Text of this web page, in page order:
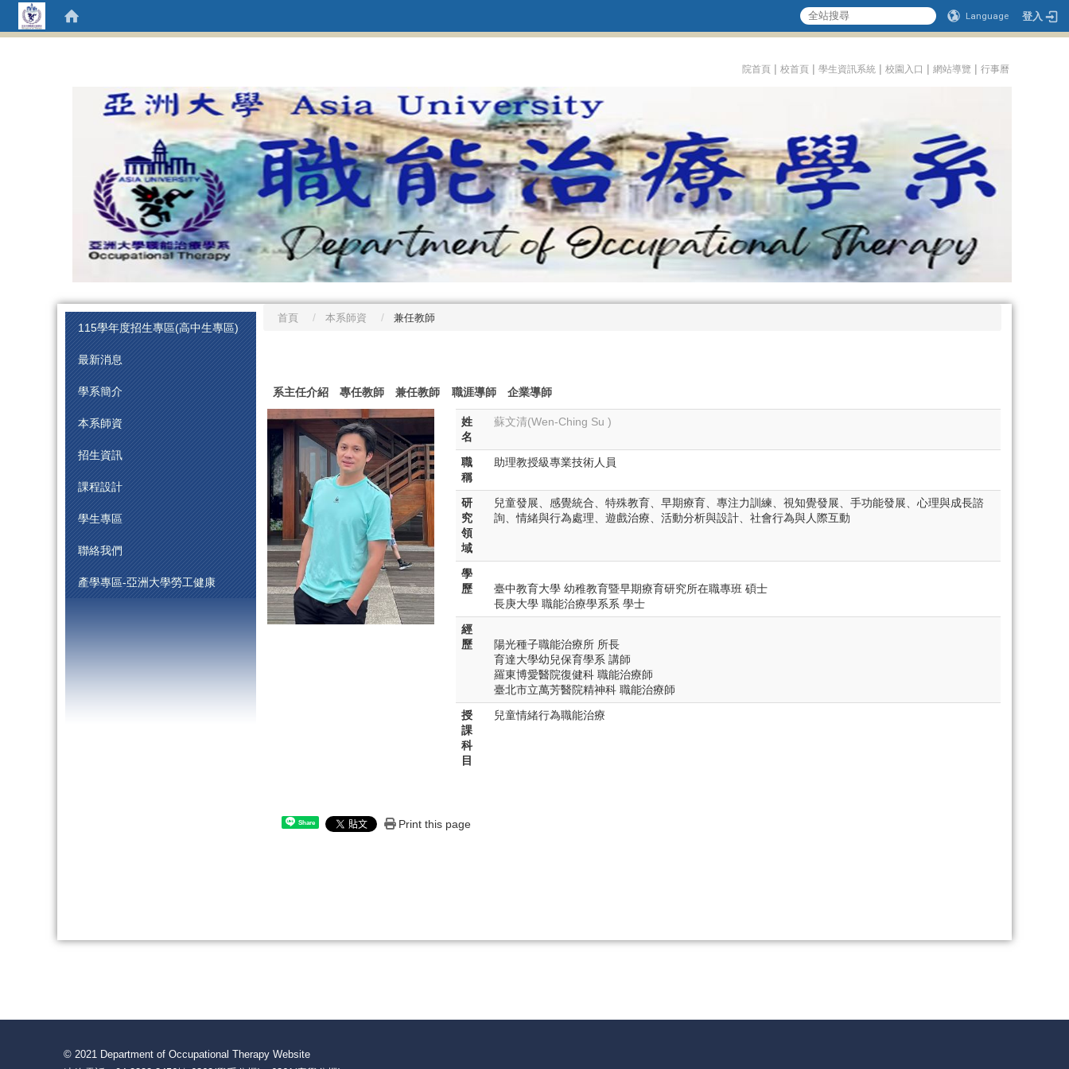
Language 登入
院首頁 | 校首頁 | 學生資訊系統 | 校園入口 | 網站導覽 | 行事曆
115學年度招生專區(高中生專區)
最新消息
學系簡介
本系師資
招生資訊
課程設計
學生專區
聯絡我們
產學專區-亞洲大學勞工健康
首頁 本系師資 兼任教師
系主任介紹 專任教師 兼任教師 職涯導師 企業導師
姓
名
蘇文清(Wen-Ching Su )
職
稱
助理教授級專業技術人員
研
究
領
域
兒童發展、感覺統合、特殊教育、早期療育、專注力訓練、視知覺發展、手功能發展、心理與成長諮
詢、情緒與行為處理、遊戲治療、活動分析與設計、社會行為與人際互動
學
歷
臺中教育大學 幼稚教育暨早期療育研究所在職專班 碩士
長庚大學 職能治療學系系 學士
經
歷
陽光種子職能治療所 所長
育達大學幼兒保育學系 講師
羅東博愛醫院復健科 職能治療師
臺北市立萬芳醫院精神科 職能治療師
授
課
科
目
兒童情緒行為職能治療
Share Print this page
© 2021 Department of Occupational Therapy Website